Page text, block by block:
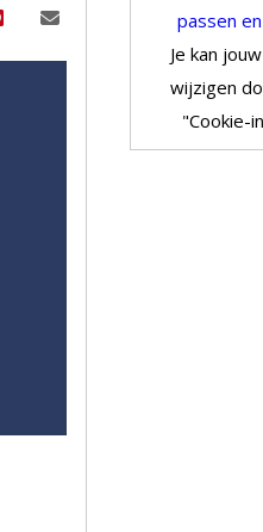
passen
Je kan
wijzigen
"Cookie-